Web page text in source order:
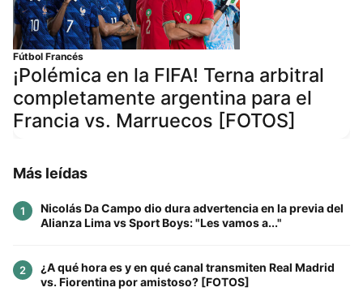
Fútbol Francés
¡Polémica en la FIFA! Terna arbitral
completamente argentina para el
Francia vs. Marruecos [FOTOS]
Más leídas
1
Nicolás Da Campo dio dura advertencia en la previa del
Alianza Lima vs Sport Boys: "Les vamos a..."
2
¿A qué hora es y en qué canal transmiten Real Madrid
vs. Fiorentina por amistoso? [FOTOS]